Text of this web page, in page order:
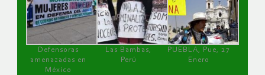
Defensoras
amenazadas en
México
Las Bambas,
Perú
PUEBLA, Pue, 27
Enero